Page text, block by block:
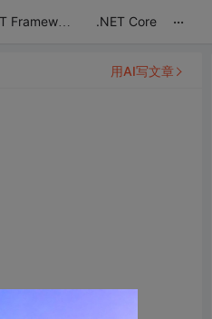
.NET Framework .NET Core ...
用AI写文章